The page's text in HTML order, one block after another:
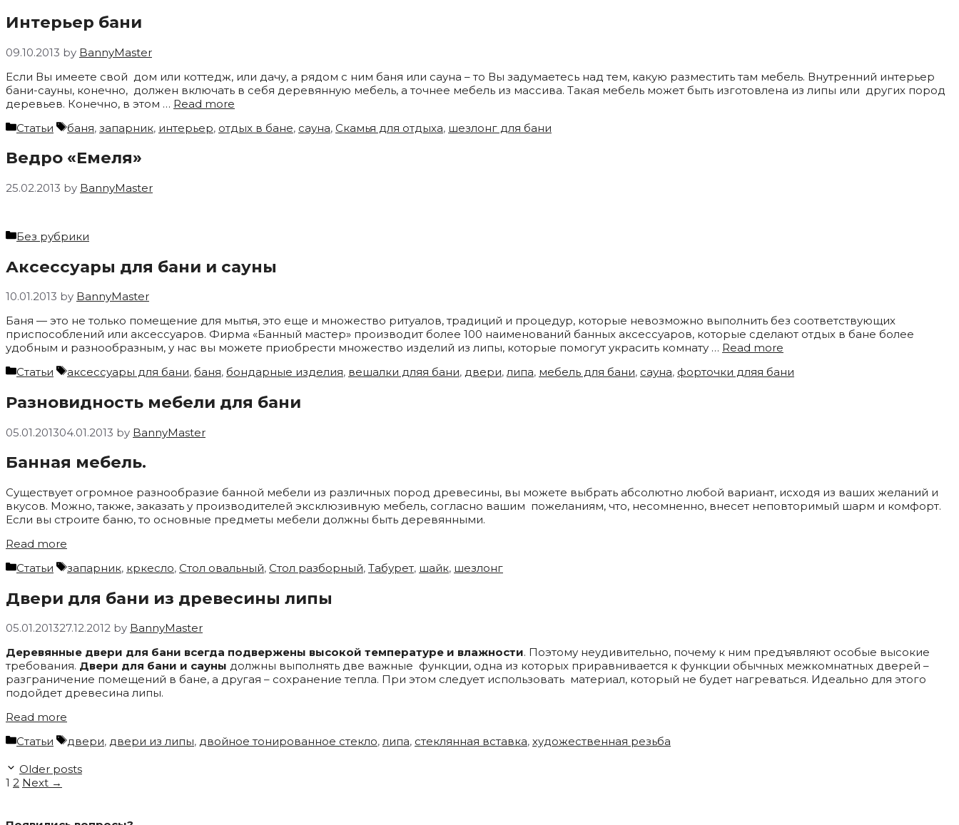
Интерьер бани
09.10.2013 by BannyMaster
Если Вы имеете свой дом или коттедж, или дачу, а рядом с ним баня или сауна – то Вы задумаетесь над тем, какую разместить там мебель. Внутренний интерьер
бани-сауны, конечно, должен включать в себя деревянную мебель, а точнее мебель из массива. Такая мебель может быть изготовлена из липы или других пород
деревьев. Конечно, в этом … Read more
Categories
Статьи Tags
баня, запарник, интерьер, отдых в бане, сауна, Скамья для отдыха, шезлонг для бани
Ведро «Емеля»
25.02.2013 by BannyMaster
Categories
Без рубрики
Аксессуары для бани и сауны
10.01.2013 by BannyMaster
Баня — это не только помещение для мытья, это еще и множество ритуалов, традиций и процедур, которые невозможно выполнить без соответствующих
приспособлений или аксессуаров. Фирма «Банный мастер» производит более 100 наименований банных аксессуаров, которые сделают отдых в бане более
удобным и разнообразным, у нас вы можете приобрести множество изделий из липы, которые помогут украсить комнату … Read more
Categories
Статьи Tags
аксессуары для бани, баня, бондарные изделия, вешалки дляя бани, двери, липа, мебель для бани, сауна, форточки дляя бани
Разновидность мебели для бани
05.01.201304.01.2013 by BannyMaster
Банная мебель.
Существует огромное разнообразие банной мебели из различных пород древесины, вы можете выбрать абсолютно любой вариант, исходя из ваших желаний и
вкусов. Можно, также, заказать у производителей эксклюзивную мебель, согласно вашим пожеланиям, что, несомненно, внесет неповторимый шарм и комфорт.
Если вы строите баню, то основные предметы мебели должны быть деревянными.
Read more
Categories
Статьи Tags
запарник, кркесло, Стол овальный, Стол разборный, Табурет, шайк, шезлонг
Двери для бани из древесины липы
05.01.201327.12.2012 by BannyMaster
Деревянные двери для бани всегда подвержены высокой температуре и влажности. Поэтому неудивительно, почему к ним предъявляют особые высокие
требования. Двери для бани и сауны должны выполнять две важные функции, одна из которых приравнивается к функции обычных межкомнатных дверей –
разграничение помещений в бане, а другая – сохранение тепла. При этом следует использовать материал, который не будет нагреваться. Идеально для этого
подойдет древесина липы.
Read more
Categories
Статьи Tags
двери, двери из липы, двойное тонированное стекло, липа, стеклянная вставка, художественная резьба
Older posts
Page
1 Page
2 Next →